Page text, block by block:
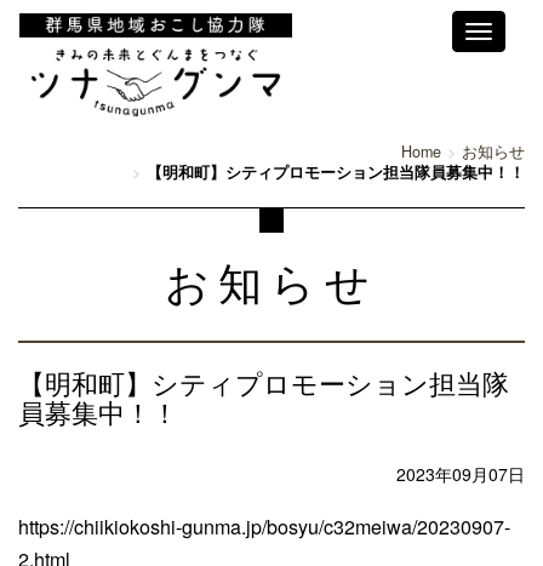
Toggle
Home
お知らせ
【明和町】シティプロモーション担当隊員募集中！！
お知らせ
【明和町】シティプロモーション担当隊
員募集中！！
2023年09月07日
https://chiikiokoshi-gunma.jp/bosyu/c32meiwa/20230907-
2.html